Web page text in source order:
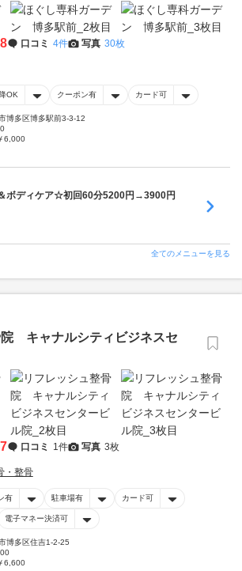
口コミ 4件 写真 30枚
OK クーポン有 カード可
博多区博多駅前3-3-12
6,000
ボディケア☆初回60分5200円→3900円
全てのメニューを見る
院 キャナルシティビジネスセ
口コミ 1件 写真 3枚
・整骨
有 駐車場有 カード可
電子マネー決済可
博多区住吉1-2-25
6,600